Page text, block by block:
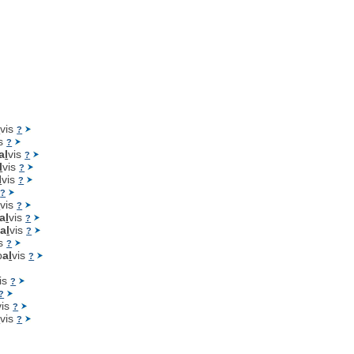
vis?
?
lvis?
lvis?
lvis?
?
vis?
alvis?
alvis?
?
alvis?
?
?
vis?